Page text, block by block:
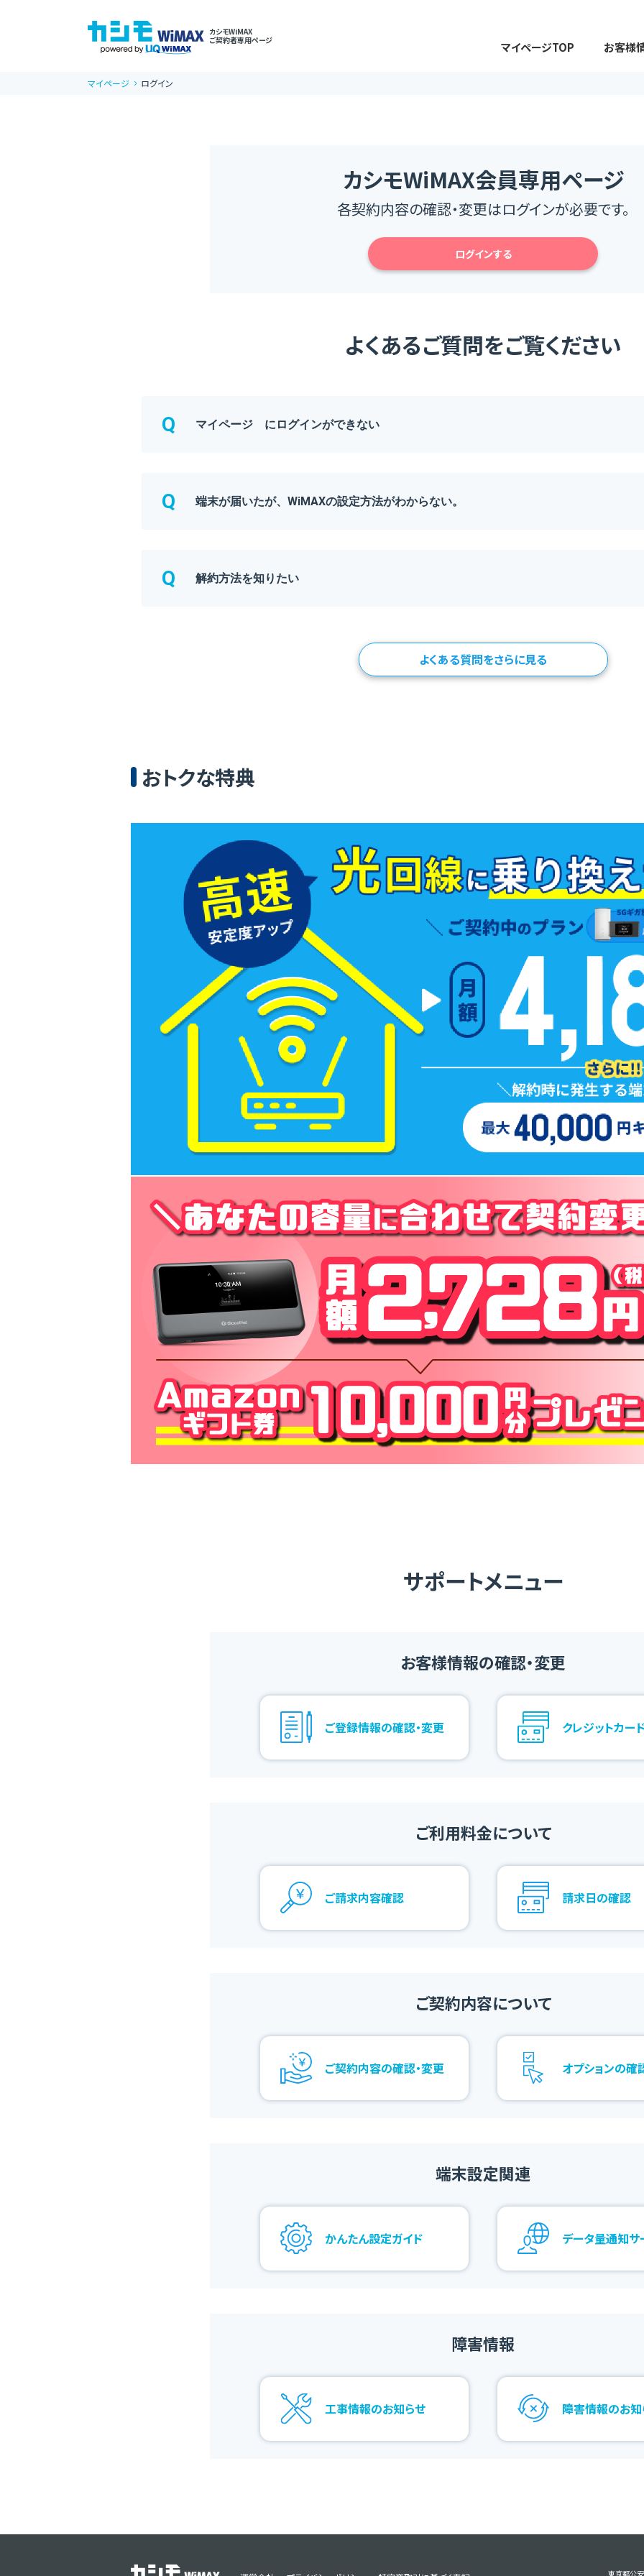
カシモWiMAX
ご契約者専用ページ
マイページTOP お客様
マイページ ログイン
カシモWiMAX会員専用ページ
各契約内容の確認・変更はログインが必要です。
ログインする
よくあるご質問をご覧ください
マイページ にログインができない
端末が届いたが、WiMAXの設定方法がわからない。
解約方法を知りたい
よくある質問をさらに見る
おトクな特典
サポートメニュー
お客様情報の確認・変更
ご登録情報の確認・変更 クレジットカー
ご利用料金について
ご請求内容確認 請求日の確認
ご契約内容について
ご契約内容の確認・変更 オプションの確
端末設定関連
かんたん設定ガイド データ量通知サ
障害情報
工事情報のお知らせ 障害情報のお知
東京都公